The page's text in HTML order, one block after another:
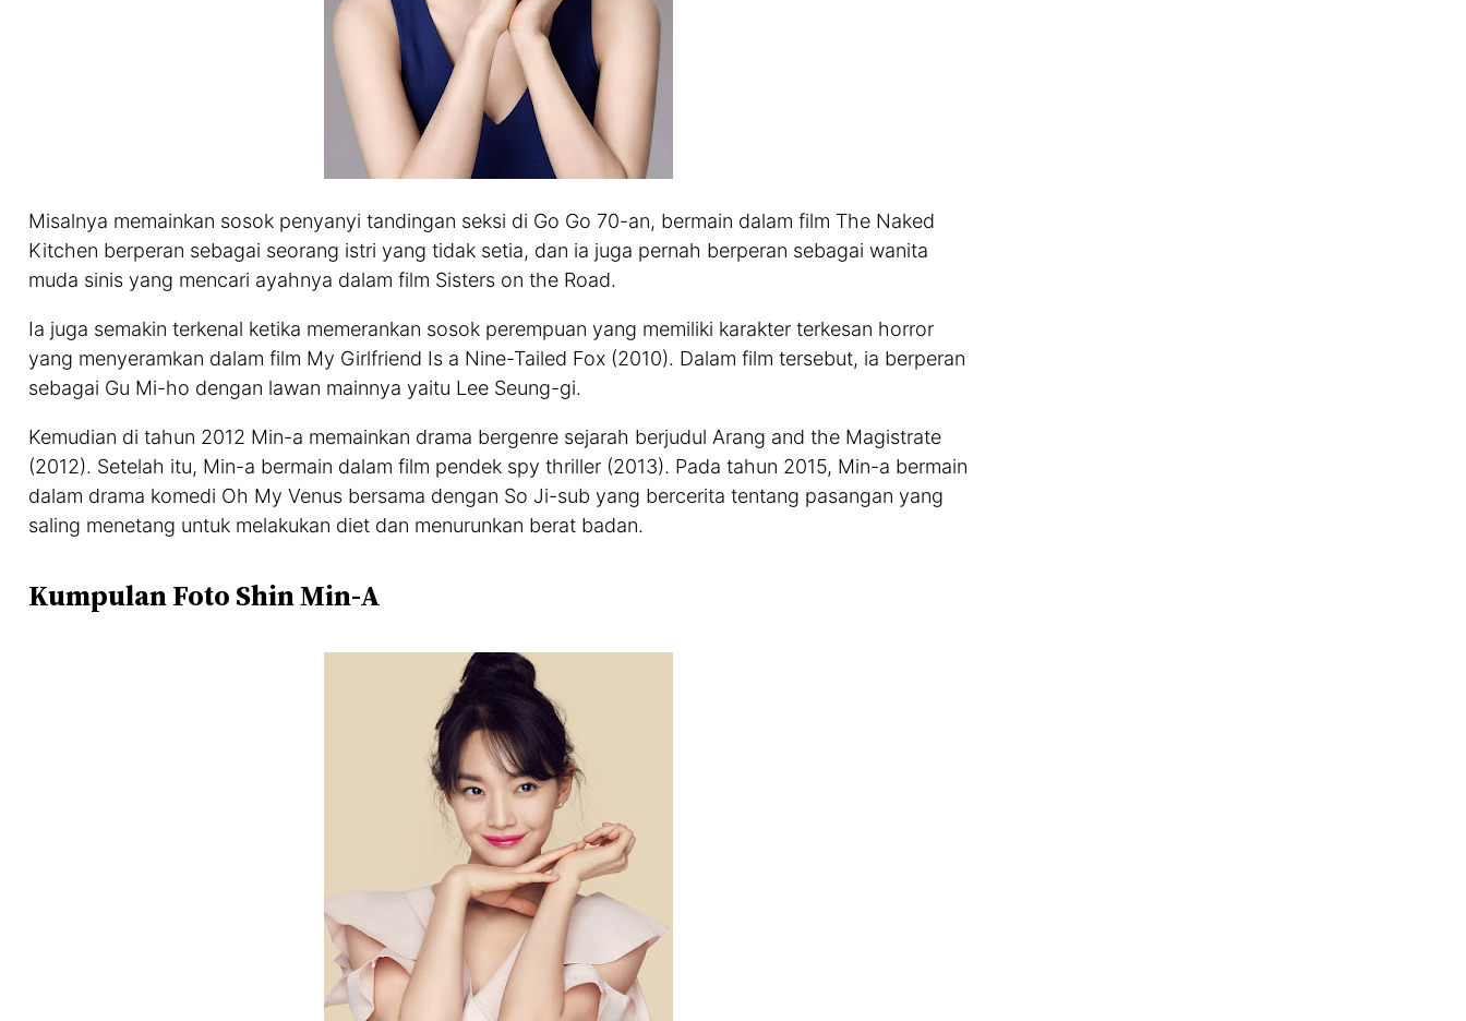
Misalnya memainkan sosok penyanyi tandingan seksi di Go Go 70-an, bermain dalam film The Naked
Kitchen berperan sebagai seorang istri yang tidak setia, dan ia juga pernah berperan sebagai wanita
muda sinis yang mencari ayahnya dalam film Sisters on the Road.
Ia juga semakin terkenal ketika memerankan sosok perempuan yang memiliki karakter terkesan horror
yang menyeramkan dalam film My Girlfriend Is a Nine-Tailed Fox (2010). Dalam film tersebut, ia berperan
sebagai Gu Mi-ho dengan lawan mainnya yaitu Lee Seung-gi.
Kemudian di tahun 2012 Min-a memainkan drama bergenre sejarah berjudul Arang and the Magistrate
(2012). Setelah itu, Min-a bermain dalam film pendek spy thriller (2013). Pada tahun 2015, Min-a bermain
dalam drama komedi Oh My Venus bersama dengan So Ji-sub yang bercerita tentang pasangan yang
saling menetang untuk melakukan diet dan menurunkan berat badan.
Kumpulan Foto Shin Min-A